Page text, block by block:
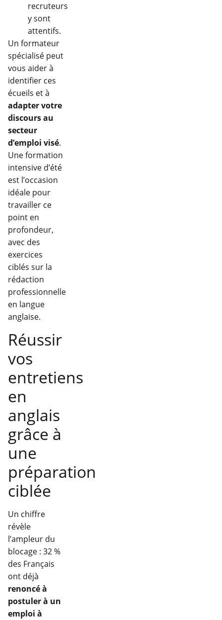
recruteurs
y sont
attentifs.
Un formateur
spécialisé peut
vous aider à
identifier ces
écueils et à
adapter votre
discours au
secteur
d’emploi visé.
Une formation
intensive d’été
est l’occasion
idéale pour
travailler ce
point en
profondeur,
avec des
exercices
ciblés sur la
rédaction
professionnelle
en langue
anglaise.
Réussir
vos
entretiens
en
anglais
grâce à
une
préparation
ciblée
Un chiffre
révèle
l’ampleur du
blocage : 32 %
des Français
ont déjà
renoncé à
postuler à un
emploi à